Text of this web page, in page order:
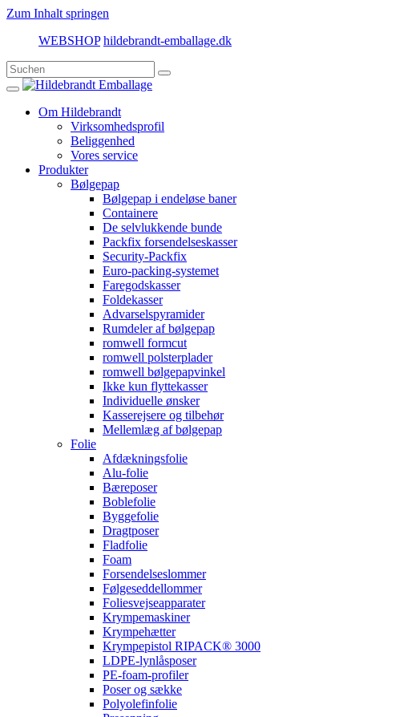
Zum Inhalt springen
WEBSHOP hildebrandt-emballage.dk
Om Hildebrandt
Virksomhedsprofil
Beliggenhed
Vores service
Produkter
Bølgepap
Bølgepap i endeløse baner
Containere
De selvlukkende bunde
Packfix forsendelseskasser
Security-Packfix
Euro-packing-systemet
Faregodskasser
Foldekasser
Advarselspyramider
Rumdeler af bølgepap
romwell formcut
romwell polsterplader
romwell bølgepapvinkel
Ikke kun flyttekasser
Individuelle ønsker
Kasserejsere og tilbehør
Mellemlæg af bølgepap
Folie
Afdækningsfolie
Alu-folie
Bæreposer
Boblefolie
Byggefolie
Dragtposer
Fladfolie
Foam
Forsendelseslommer
Følgeseddellommer
Foliesvejseapparater
Krympemaskiner
Krympehætter
Krympepistol RIPACK® 3000
LDPE-lynlåsposer
PE-foam-profiler
Poser og sække
Polyolefinfolie